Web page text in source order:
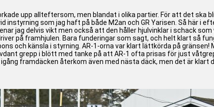
upp allteftersom, men blandat i olika partier. För att det ska
instyrning som jag haft på både M2an och GR Yarisen. Så här i
jag delvis vikt men också att den håller hjulvinklar i schack
på framhjulen. Bara funderingar som sagt, och helt klart så
och känsla i styrning. AR-1-orna var klart lättkörda på
grepp i blött med tanke på att AR-1 ofta prisas för just
framdäcken återkom även med nästa däck, men det är klart